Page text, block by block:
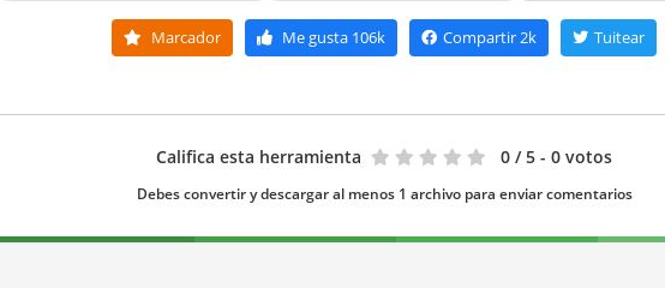
Marcador Me gusta 106k Compartir2k Tuitear
Califica esta herramienta 0 / 5 - 0 votos
Debes convertir y descargar al menos 1 archivo para enviar comentarios